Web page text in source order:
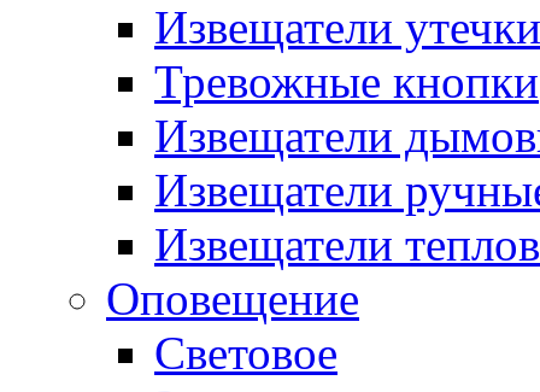
Извещатели утечки
Тревожные кнопки
Извещатели
Извещатели
Извещатели
Оповещение
Световое